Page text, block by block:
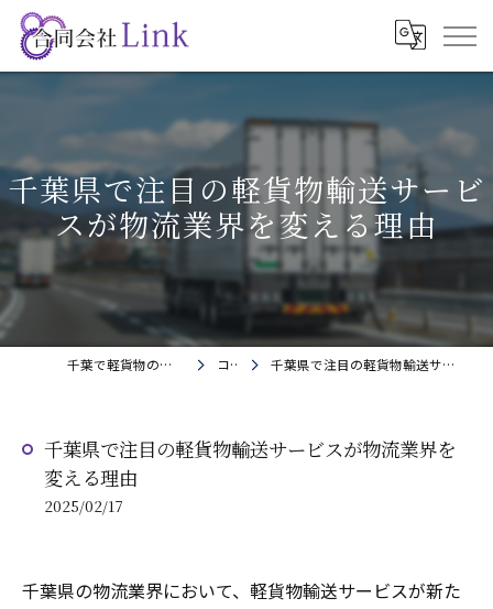
千葉県で注目の軽貨物輸送サービ
スが物流業界を変える理由
千葉で軽貨物の求人なら合同会社Link コラム 千葉県で注目の軽貨物輸送サービスが物流業界を変える理由
千葉県で注目の軽貨物輸送サービスが物流業界を
変える理由
2025/02/17
千葉県の物流業界において、軽貨物輸送サービスが新た